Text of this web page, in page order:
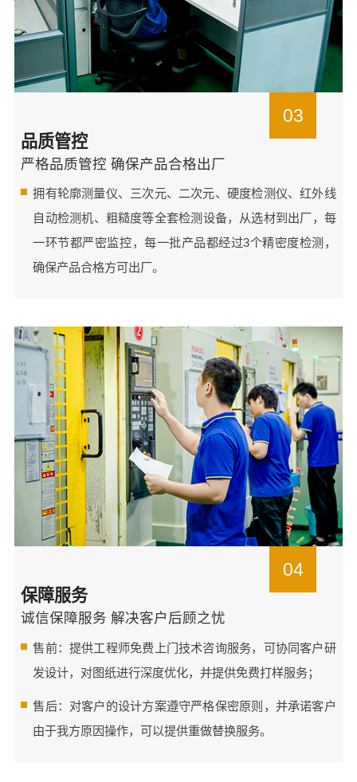
03
品质管控
严格品质管控 确保产品合格出厂
拥有轮廓测量仪、三次元、二次元、硬度检测仪、红外线
自动检测机、粗糙度等全套检测设备，从选材到出厂，每
一环节都严密监控，每一批产品都经过3个精密度检测，
确保产品合格方可出厂。
04
保障服务
诚信保障服务 解决客户后顾之忧
售前：提供工程师免费上门技术咨询服务，可协同客户研
发设计，对图纸进行深度优化，并提供免费打样服务；
售后：对客户的设计方案遵守严格保密原则，并承诺客户
由于我方原因操作，可以提供重做替换服务。